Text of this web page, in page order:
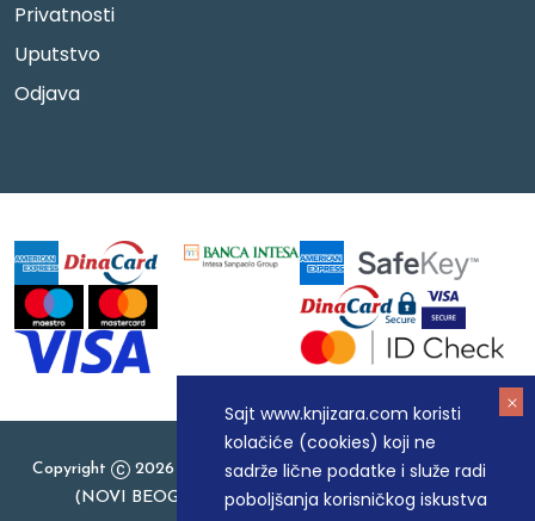
Sajt www.knjizara.com koristi
kolačiće (cookies) koji ne
sadrže lične podatke i služe radi
poboljšanja korisničkog iskustva
Privatnosti
Uputstvo
Odjava
Copyright
2026 Knjizara.com - MAKART DOO BEOGRAD
(NOVI BEOGRAD), PIB: 105184104, MB: 20337524